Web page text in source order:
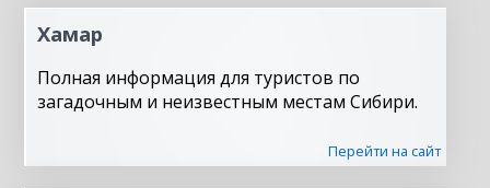
Хамар
Полная информация для туристов по
загадочным и неизвестным местам Сибири.
Перейти на сайт